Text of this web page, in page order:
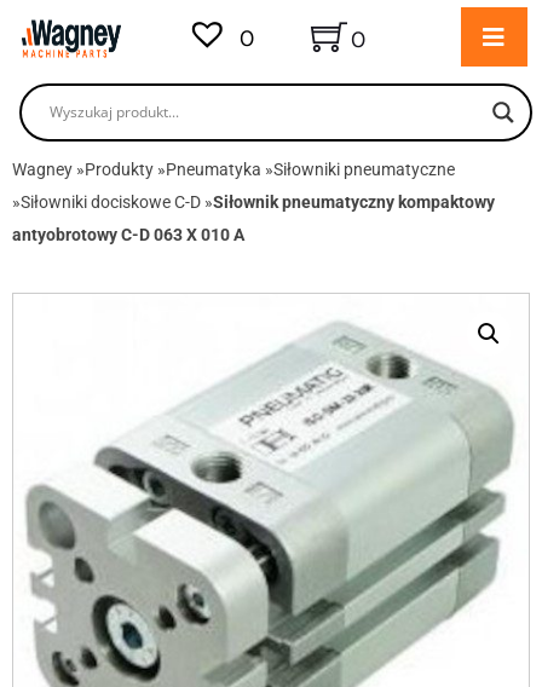
0 0
Wagney »Produkty »Pneumatyka »Siłowniki pneumatyczne
»Siłowniki dociskowe C-D »Siłownik pneumatyczny kompaktowy
antyobrotowy C-D 063 X 010 A